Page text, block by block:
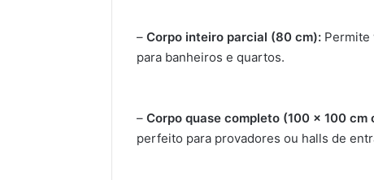
– Corpo inteiro parcial (80 cm): Permite
para banheiros e quartos.
– Corpo quase completo (100 x 100 cm
perfeito para provadores ou halls de